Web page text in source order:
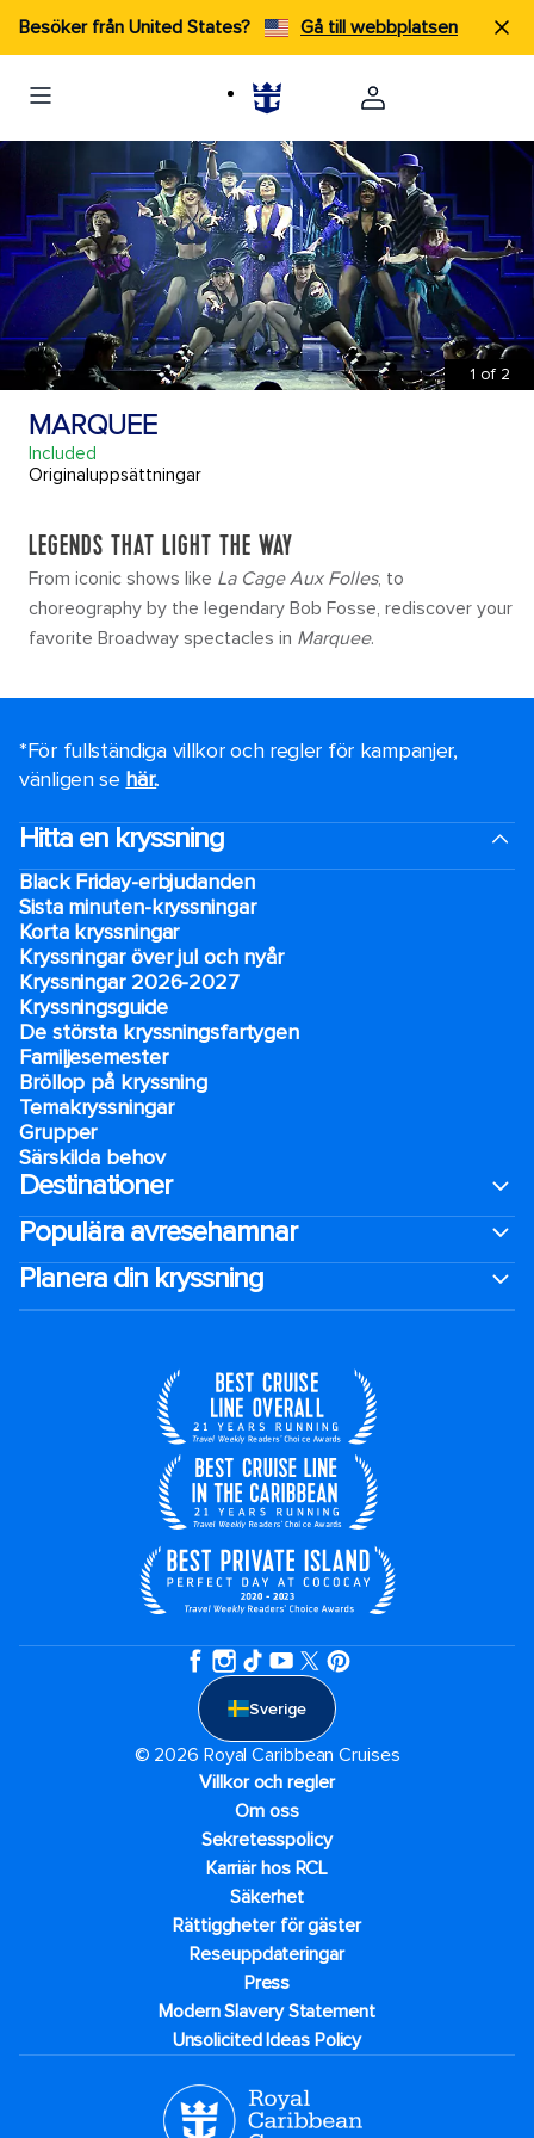
Besöker från United States? Gå till webbplatsen
1 of 2
MARQUEE
Included
Originaluppsättningar
LEGENDS THAT LIGHT THE WAY
From iconic shows like La Cage Aux Folles, to
choreography by the legendary Bob Fosse, rediscover your
favorite Broadway spectacles in Marquee.
*För fullständiga villkor och regler för kampanjer,
vänligen se här..
Hitta en kryssning
Black Friday-erbjudanden
Sista minuten-kryssningar
Korta kryssningar
Kryssningar över jul och nyår
Kryssningar 2026-2027
Kryssningsguide
De största kryssningsfartygen
Familjesemester
Bröllop på kryssning
Temakryssningar
Grupper
Särskilda behov
Destinationer
Populära avresehamnar
Planera din kryssning
Sverige
© 2026 Royal Caribbean Cruises
Villkor och regler
Om oss
Sekretesspolicy
Karriär hos RCL
Säkerhet
Rättiggheter för gäster
Reseuppdateringar​
Press
Modern Slavery Statement
Unsolicited Ideas Policy